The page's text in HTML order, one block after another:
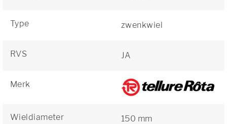
Type zwenkwiel
RVS JA
Merk
Wieldiameter 150 mm